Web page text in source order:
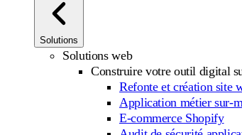
Solutions
Solutions web
Construire votre outil digital
Refonte et création site
Application métier sur-
E-commerce Shopify